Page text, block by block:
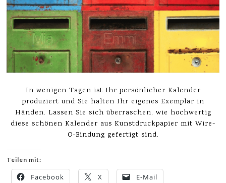
In wenigen Tagen ist Ihr persönlicher Kalender
produziert und Sie halten Ihr eigenes Exemplar in
Händen. Lassen Sie sich überraschen, wie hochwertig
diese schönen Kalender aus Kunstdruckpapier mit Wire-
O-Bindung gefertigt sind.
Teilen mit:
Facebook X E-Mail